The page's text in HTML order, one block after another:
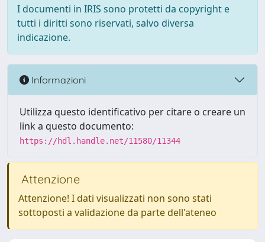
I documenti in IRIS sono protetti da copyright e
tutti i diritti sono riservati, salvo diversa
indicazione.
Informazioni
Utilizza questo identificativo per citare o creare un
link a questo documento:
https://hdl.handle.net/11580/11344
Attenzione
Attenzione! I dati visualizzati non sono stati
sottoposti a validazione da parte dell'ateneo